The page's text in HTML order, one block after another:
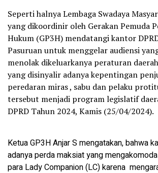
Seperti halnya Lembaga Swadaya
yang dikoordinir oleh Gerakan Pemuda
Hukum (GP3H) mendatangi kantor
Pasuruan untuk menggelar audiensi
menolak dikeluarkanya peraturan
yang disinyalir adanya kepentingan
peredaran miras , sabu dan pelaku
tersebut menjadi program legislatif
DPRD Tahun 2024, Kamis (25/04/2024).
Ketua GP3H Anjar S mengatakan, bahwa
adanya perda maksiat yang
para Lady Companion (LC) karena